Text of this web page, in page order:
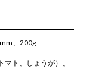
、200g
ト、しょうが）、